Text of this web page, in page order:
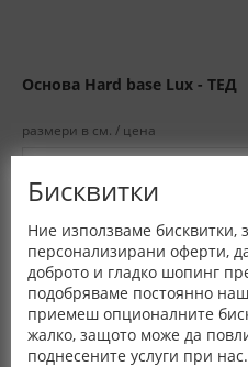
Бисквитки
Ние използваме бисквитки,
персонализирани оферти,
доброто и гладко шопинг
подобряваме постоянно
приемеш опционалните
жалко, защото може да
поднесените услуги при нас.
Основа Hard base Lux - ТЕД
размери в см. / цена
160x200 - 244,00 €
Произход:България
-25%